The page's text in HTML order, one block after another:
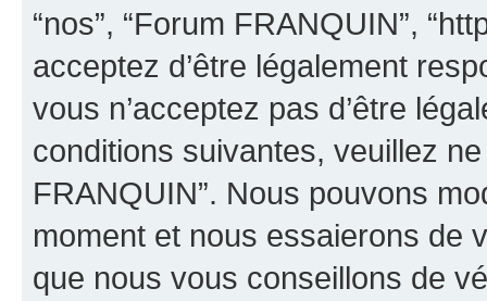
“nos”, “Forum FRANQUIN”,
acceptez d’être légalement
vous n’acceptez pas d’être
conditions suivantes, veuillez
FRANQUIN”. Nous pouvons
moment et nous essaierons de
que nous vous conseillons de